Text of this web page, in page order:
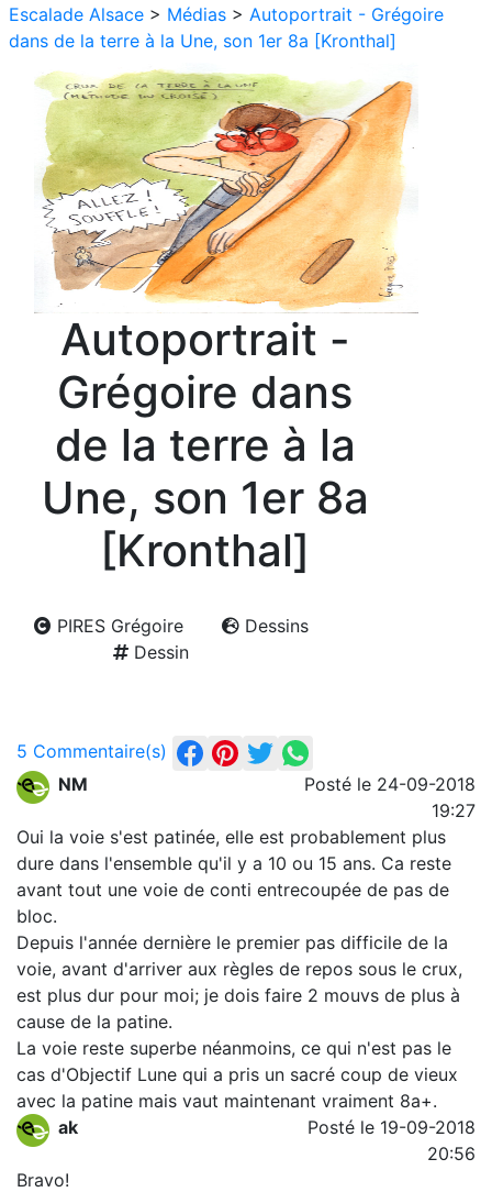
Escalade Alsace > Médias > Autoportrait - Grégoire
dans de la terre à la Une, son 1er 8a [Kronthal]
Autoportrait -
Grégoire dans
de la terre à la
Une, son 1er 8a
[Kronthal]
PIRES Grégoire
Dessins
Dessin
5 Commentaire(s)
NM
Posté le 24-09-2018
19:27
Oui la voie s'est patinée, elle est probablement plus
dure dans l'ensemble qu'il y a 10 ou 15 ans. Ca reste
avant tout une voie de conti entrecoupée de pas de
bloc.
Depuis l'année dernière le premier pas difficile de la
voie, avant d'arriver aux règles de repos sous le crux,
est plus dur pour moi; je dois faire 2 mouvs de plus à
cause de la patine.
La voie reste superbe néanmoins, ce qui n'est pas le
cas d'Objectif Lune qui a pris un sacré coup de vieux
avec la patine mais vaut maintenant vraiment 8a+.
ak
Posté le 19-09-2018
20:56
Bravo!